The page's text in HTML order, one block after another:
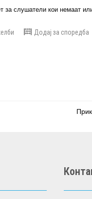
за слушатели кои немаат
Додај за споредба